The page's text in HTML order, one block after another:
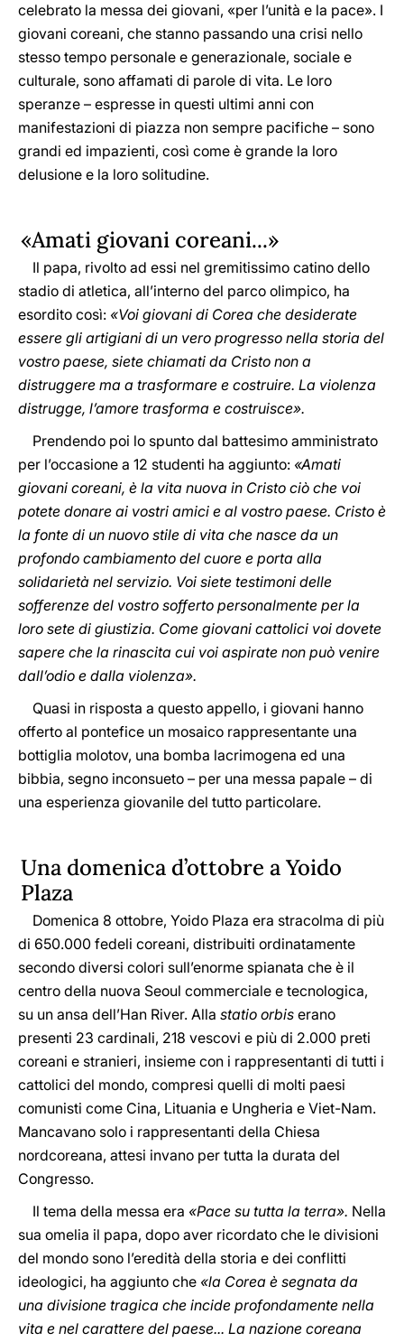
celebrato la messa dei giovani, «per l’unità e la pace». I
giovani coreani, che stanno passando una crisi nello
stesso tempo personale e generazionale, sociale e
culturale, sono affamati di parole di vita. Le loro
speranze – espresse in questi ultimi anni con
manifestazioni di piazza non sempre pacifiche – sono
grandi ed impazienti, così come è grande la loro
delusione e la loro solitudine.
«Amati giovani coreani...»
Il papa, rivolto ad essi nel gremitissimo catino dello
stadio di atletica, all’interno del parco olimpico, ha
esordito così: «Voi giovani di Corea che desiderate
essere gli artigiani di un vero progresso nella storia del
vostro paese, siete chiamati da Cristo non a
distruggere ma a trasformare e costruire. La violenza
distrugge, l’amore trasforma e costruisce».
Prendendo poi lo spunto dal battesimo amministrato
per l’occasione a 12 studenti ha aggiunto: «Amati
giovani coreani, è la vita nuova in Cristo ciò che voi
potete donare ai vostri amici e al vostro paese. Cristo è
la fonte di un nuovo stile di vita che nasce da un
profondo cambiamento del cuore e porta alla
solidarietà nel servizio. Voi siete testimoni delle
sofferenze del vostro sofferto personalmente per la
loro sete di giustizia. Come giovani cattolici voi dovete
sapere che la rinascita cui voi aspirate non può venire
dall’odio e dalla violenza».
Quasi in risposta a questo appello, i giovani hanno
offerto al pontefice un mosaico rappresentante una
bottiglia molotov, una bomba lacrimogena ed una
bibbia, segno inconsueto – per una messa papale – di
una esperienza giovanile del tutto particolare.
Una domenica d’ottobre a Yoido
Plaza
Domenica 8 ottobre, Yoido Plaza era stracolma di più
di 650.000 fedeli coreani, distribuiti ordinatamente
secondo diversi colori sull’enorme spianata che è il
centro della nuova Seoul commerciale e tecnologica,
su un ansa dell’Han River. Alla statio orbis erano
presenti 23 cardinali, 218 vescovi e più di 2.000 preti
coreani e stranieri, insieme con i rappresentanti di tutti i
cattolici del mondo, compresi quelli di molti paesi
comunisti come Cina, Lituania e Ungheria e Viet-Nam.
Mancavano solo i rappresentanti della Chiesa
nordcoreana, attesi invano per tutta la durata del
Congresso.
Il tema della messa era «Pace su tutta la terra». Nella
sua omelia il papa, dopo aver ricordato che le divisioni
del mondo sono l’eredità della storia e dei conflitti
ideologici, ha aggiunto che «la Corea è segnata da
una divisione tragica che incide profondamente nella
vita e nel carattere del paese... La nazione coreana